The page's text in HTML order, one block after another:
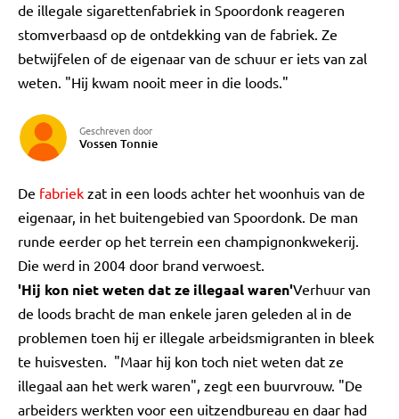
de illegale sigarettenfabriek in Spoordonk reageren
stomverbaasd op de ontdekking van de fabriek. Ze
betwijfelen of de eigenaar van de schuur er iets van zal
weten. "Hij kwam nooit meer in die loods."
Geschreven door
Vossen Tonnie
De fabriek zat in een loods achter het woonhuis van de
eigenaar, in het buitengebied van Spoordonk. De man
runde eerder op het terrein een champignonkwekerij.
Die werd in 2004 door brand verwoest.
'Hij kon niet weten dat ze illegaal waren'Verhuur van
de loods bracht de man enkele jaren geleden al in de
problemen toen hij er illegale arbeidsmigranten in bleek
te huisvesten. "Maar hij kon toch niet weten dat ze
illegaal aan het werk waren", zegt een buurvrouw. "De
arbeiders werkten voor een uitzendbureau en daar had